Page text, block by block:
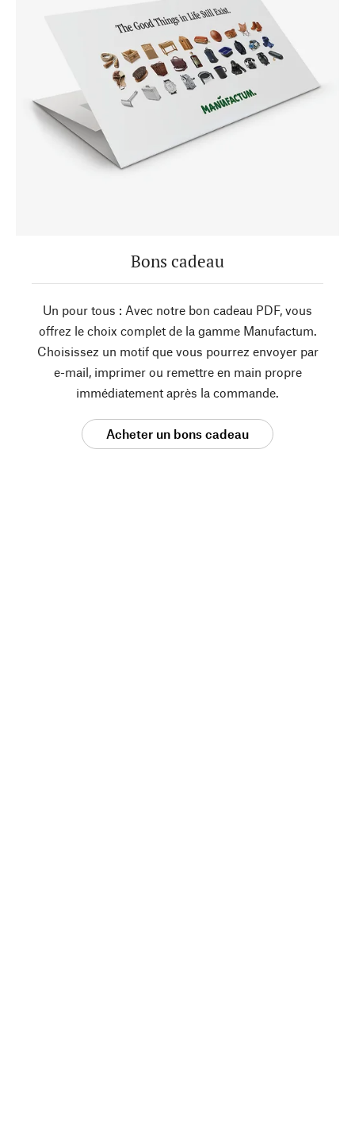
Bons cadeau
Un pour tous : Avec notre bon cadeau PDF, vous
offrez le choix complet de la gamme Manufactum.
Choisissez un motif que vous pourrez envoyer par
e-mail, imprimer ou remettre en main propre
immédiatement après la commande.
Acheter un bons cadeau